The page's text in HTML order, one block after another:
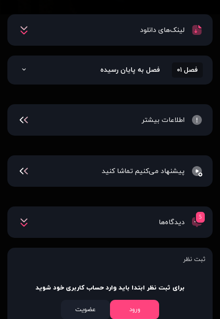
لینک‌های دانلود
فصل ۰۱ فصل به پایان رسیده
اطلاعات بیشتر
پیشنهاد می‌کنیم تماشا کنید
5
دیدگاه‌ها
ثبت نظر
برای ثبت نظر ابتدا باید وارد حساب کاربری خود شوید
ورود عضویت